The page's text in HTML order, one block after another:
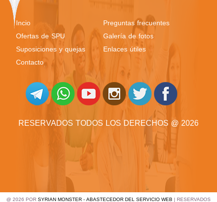
Incio
Preguntas frecuentes
Ofertas de SPU
Galería de fotos
Suposiciones y quejas
Enlaces útiles
Contacto
RESERVADOS TODOS LOS DERECHOS @ 2026
@ 2026 PORSYRIAN MONSTER - ABASTECEDOR DEL SERVICIO WEB | RESERVADOS